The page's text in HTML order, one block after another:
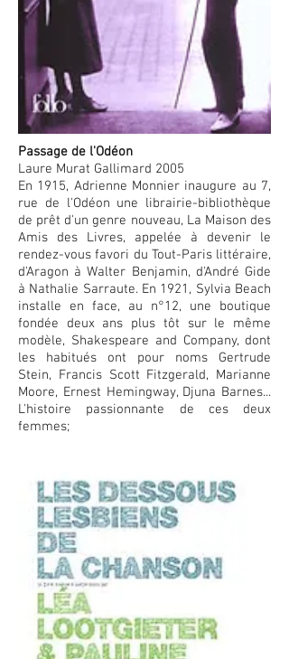
Passage de l'Odéon
Laure Murat Gallimard 2005
En 1915, Adrienne Monnier inaugure au 7,
rue de l'Odéon une librairie-bibliothèque
de prêt d'un genre nouveau, La Maison des
Amis des Livres, appelée à devenir le
rendez-vous favori du Tout-Paris littéraire,
d'Aragon à Walter Benjamin, d'André Gide
à Nathalie Sarraute. En 1921, Sylvia Beach
installe en face, au n°12, une boutique
fondée deux ans plus tôt sur le même
modèle, Shakespeare and Company, dont
les habitués ont pour noms Gertrude
Stein, Francis Scott Fitzgerald, Marianne
Moore, Ernest Hemingway, Djuna Barnes...
L'histoire passionnante de ces deux
femmes;